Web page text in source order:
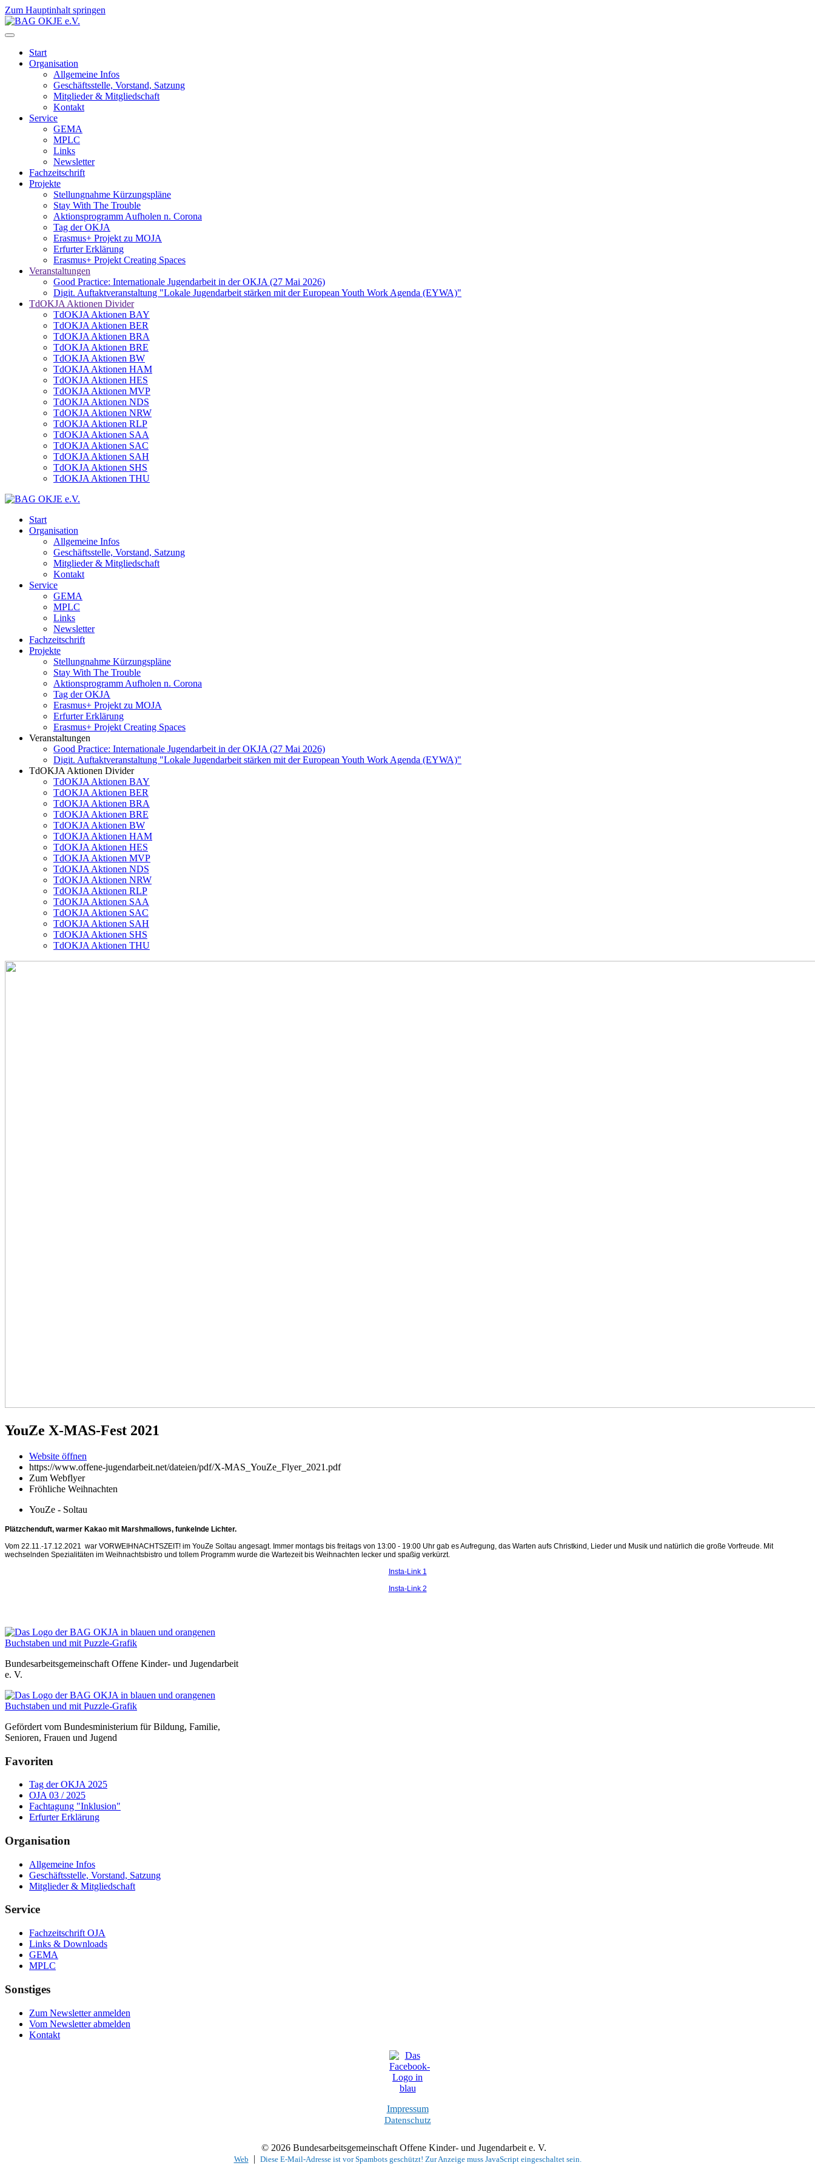
Zum Hauptinhalt springen
Start
Organisation
Allgemeine Infos
Geschäftsstelle, Vorstand, Satzung
Mitglieder & Mitgliedschaft
Kontakt
Service
GEMA
MPLC
Links
Newsletter
Fachzeitschrift
Projekte
Stellungnahme Kürzungspläne
Stay With The Trouble
Aktionsprogramm Aufholen n. Corona
Tag der OKJA
Erasmus+ Projekt zu MOJA
Erfurter Erklärung
Erasmus+ Projekt Creating Spaces
Veranstaltungen
Good Practice: Internationale Jugendarbeit in der OKJA (27 Mai 2026)
Digit. Auftaktveranstaltung "Lokale Jugendarbeit stärken mit der European Youth Work Agenda (EYWA)"
TdOKJA Aktionen Divider
TdOKJA Aktionen BAY
TdOKJA Aktionen BER
TdOKJA Aktionen BRA
TdOKJA Aktionen BRE
TdOKJA Aktionen BW
TdOKJA Aktionen HAM
TdOKJA Aktionen HES
TdOKJA Aktionen MVP
TdOKJA Aktionen NDS
TdOKJA Aktionen NRW
TdOKJA Aktionen RLP
TdOKJA Aktionen SAA
TdOKJA Aktionen SAC
TdOKJA Aktionen SAH
TdOKJA Aktionen SHS
TdOKJA Aktionen THU
Start
Organisation
Allgemeine Infos
Geschäftsstelle, Vorstand, Satzung
Mitglieder & Mitgliedschaft
Kontakt
Service
GEMA
MPLC
Links
Newsletter
Fachzeitschrift
Projekte
Stellungnahme Kürzungspläne
Stay With The Trouble
Aktionsprogramm Aufholen n. Corona
Tag der OKJA
Erasmus+ Projekt zu MOJA
Erfurter Erklärung
Erasmus+ Projekt Creating Spaces
Veranstaltungen
Good Practice: Internationale Jugendarbeit in der OKJA (27 Mai 2026)
Digit. Auftaktveranstaltung "Lokale Jugendarbeit stärken mit der European Youth Work Agenda (EYWA)"
TdOKJA Aktionen Divider
TdOKJA Aktionen BAY
TdOKJA Aktionen BER
TdOKJA Aktionen BRA
TdOKJA Aktionen BRE
TdOKJA Aktionen BW
TdOKJA Aktionen HAM
TdOKJA Aktionen HES
TdOKJA Aktionen MVP
TdOKJA Aktionen NDS
TdOKJA Aktionen NRW
TdOKJA Aktionen RLP
TdOKJA Aktionen SAA
TdOKJA Aktionen SAC
TdOKJA Aktionen SAH
TdOKJA Aktionen SHS
TdOKJA Aktionen THU
YouZe X-MAS-Fest 2021
Website öffnen
https://www.offene-jugendarbeit.net/dateien/pdf/X-MAS_YouZe_Flyer_2021.pdf
Zum Webflyer
Fröhliche Weihnachten
YouZe - Soltau
Plätzchenduft, warmer Kakao mit Marshmallows, funkelnde Lichter.
Vom 22.11.-17.12.2021 war VORWEIHNACHTSZEIT! im YouZe Soltau angesagt. Immer montags bis freitags von 13:00 - 19:00 Uhr gab es Aufregung, das Warten aufs Christkind, Lieder und Musik und natürlich die große Vorfreude. Mit
wechselnden Spezialitäten im Weihnachtsbistro und tollem Programm wurde die Wartezeit bis Weihnachten lecker und spaßig verkürzt.
Insta-Link 1
Insta-Link 2
Bundesarbeitsgemeinschaft Offene Kinder- und Jugendarbeit
e. V.
Gefördert vom Bundesministerium für Bildung, Familie,
Senioren, Frauen und Jugend
Favoriten
Tag der OKJA 2025
OJA 03 / 2025
Fachtagung "Inklusion"
Erfurter Erklärung
Organisation
Allgemeine Infos
Geschäftsstelle, Vorstand, Satzung
Mitglieder & Mitgliedschaft
Service
Fachzeitschrift OJA
Links & Downloads
GEMA
MPLC
Sonstiges
Zum Newsletter anmelden
Vom Newsletter abmelden
Kontakt
Impressum
Datenschutz
© 2026 Bundesarbeitsgemeinschaft Offene Kinder- und Jugendarbeit e. V.
Web | Diese E-Mail-Adresse ist vor Spambots geschützt! Zur Anzeige muss JavaScript eingeschaltet sein.